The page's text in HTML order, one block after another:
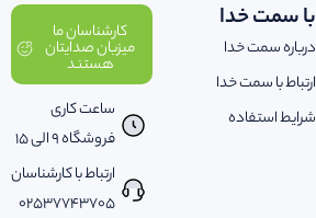
با سمت خدا
درباره سمت خدا
ارتباط با سمت خدا
شرایط استفاده
کارشناسان ما
میزبان صدایتان
هستند
ساعت کاری
فروشگاه 9 الی 15
ارتباط با کارشناسان
02537743705